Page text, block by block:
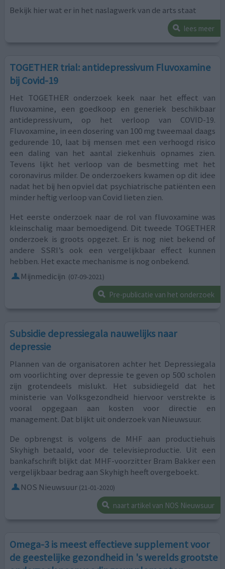
Bekijk hier wat er in het naslagwerk van de arts staat
lees meer
TOGETHER trial: antidepressivum Fluvoxamine
bij Covid-19
Het TOGETHER onderzoek keek naar het effect van
fluvoxamine, een goedkoop en generiek beschikbaar
antidepressivum, op het verloop van COVID-19.
Fluvoxamine, in een dosering van 100 mg tweemaal daags
gedurende 10, laat bij mensen met een verhoogd risico
een daling van het aantal ziekenhuis opnames zien.
Tevens lijkt het verloop van de besmetting met het
coronavirus milder. De onderzoekers kwamen op dit idee
nadat het bij hen opviel dat psychiatrische patiënten een
minder heftig verloop van Covid lieten zien.
Het eerste onderzoek naar de rol van fluvoxamine was
kleinschalig maar bemoedigend. Dit tweede TOGETHER
onderzoek is groots opgezet. Er is nog niet bekend of
andere SSRI’s ook een vergelijkbaar effect kunnen
hebben. Het exacte mechanisme is nog onbekend.
Mijnmedicijn (07-09-2021)
Pre-publicatie van het onderzoek
Subsidie depressiegala nauwelijks naar
depressie
Plannen van de organisatoren achter het Depressiegala
om voorlichting over depressie te geven op 500 scholen
zijn grotendeels mislukt. Het subsidiegeld dat het
ministerie van Volksgezondheid hiervoor verstrekte is
vooral opgegaan aan kosten voor directie en
management. Dat blijkt uit onderzoek van Nieuwsuur.
De opbrengst is volgens de MHF aan productiehuis
Skyhigh betaald, voor de televisieproductie. Uit een
bankafschrift blijkt dat MHF-voorzitter Bram Bakker een
vergelijkbaar bedrag aan Skyhigh heeft overgeboekt.
NOS Nieuwsuur (21-01-2020)
naart artikel van NOS Nieuwsuur
Omega-3 is meest effectieve supplement voor
de geestelijke gezondheid in 's werelds grootste